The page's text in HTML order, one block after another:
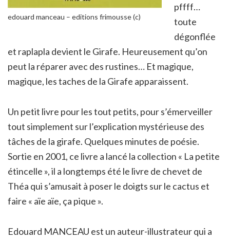
edouard manceau – editions frimousse (c)
pffff…
toute
dégonflée
et raplapla devient le Girafe. Heureusement qu’on
peut la réparer avec des rustines… Et magique,
magique, les taches de la Girafe apparaissent.
Un petit livre pour les tout petits, pour s’émerveiller
tout simplement sur l’explication mystérieuse des
tâches de la girafe. Quelques minutes de poésie.
Sortie en 2001, ce livre a lancé la collection « La petite
étincelle », il a longtemps été le livre de chevet de
Théa qui s’amusait à poser le doigts sur le cactus et
faire « aïe aïe, ça pique ».
Edouard MANCEAU est un auteur-illustrateur qui a